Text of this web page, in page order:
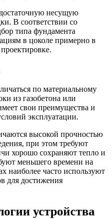
несущую
В соответствии со
типа фундамента
в цоколе примерно в
по материальному
из газобетона или
свои преимущества и
эксплуатации.
высокой прочностью
при этом требуют
хорошо сохраняют тепло и
меньшего времени на
наиболее часто используют
для достижения
устройства